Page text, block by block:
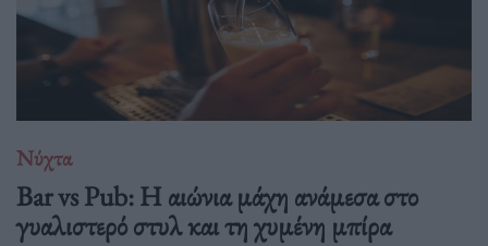
Νύχτα
Bar vs Pub: Η αιώνια μάχη ανάμεσα στο
γυαλιστερό στυλ και τη χυμένη μπίρα